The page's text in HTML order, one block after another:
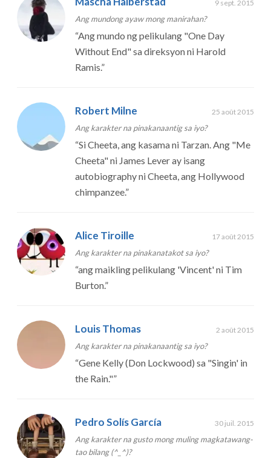
9 sept. 2015
Ang mundong ayaw mong manirahan?
“Ang mundo ng pelikulang "One Day
Without End" sa direksyon ni Harold
Ramis.”
Robert Milne 25 août 2015
Ang karakter na pinakanaantig sa iyo?
“Si Cheeta, ang kasama ni Tarzan. Ang "Me
Cheeta" ni James Lever ay isang
autobiography ni Cheeta, ang Hollywood
chimpanzee.”
Alice Tiroille 17 août 2015
Ang karakter na pinakanatakot sa iyo?
“ang maikling pelikulang 'Vincent' ni Tim
Burton.”
Louis Thomas 2 août 2015
Ang karakter na pinakanaantig sa iyo?
“Gene Kelly (Don Lockwood) sa "Singin' in
the Rain."”
Pedro Solís García 30 juil. 2015
Ang karakter na gusto mong muling magkatawang-
tao bilang (^_^)?